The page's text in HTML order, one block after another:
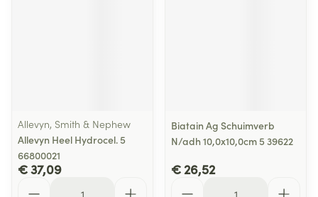
Allevyn, Smith & Nephew
Allevyn Heel Hydrocel. 5
66800021
€ 37,09
Biatain Ag Schuimverb
N/adh 10,0x10,0cm 5 39622
€ 26,52